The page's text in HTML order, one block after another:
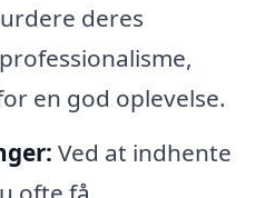
deres
en god oplevelse.
Ved at indhente